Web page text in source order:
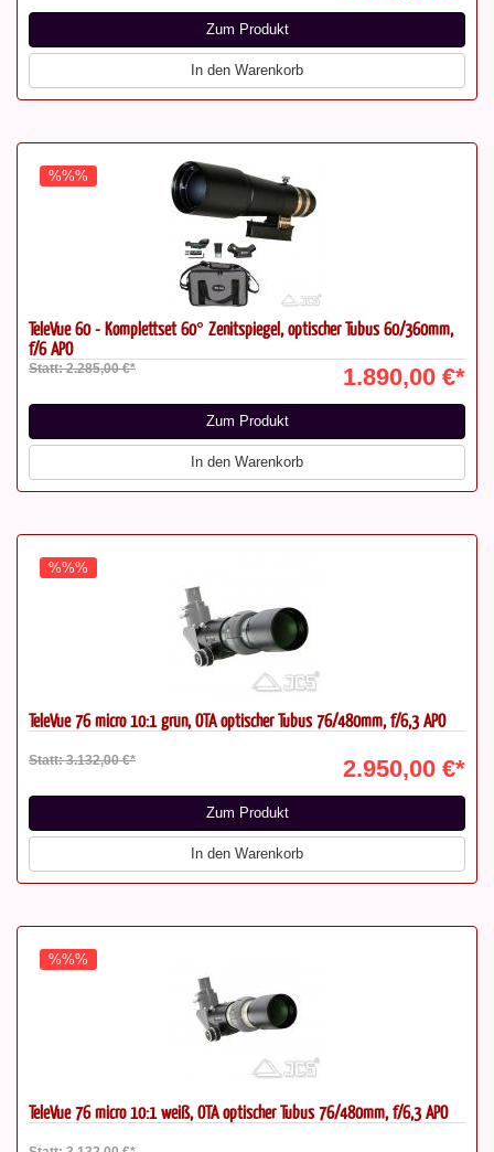
Zum Produkt
In den Warenkorb
%%%
TeleVue 60 - Komplettset 60° Zenitspiegel, optischer Tubus 60/360mm,
f/6 APO
Statt: 2.285,00 €* 1.890,00 €*
Zum Produkt
In den Warenkorb
%%%
TeleVue 76 micro 10:1 grün, OTA optischer Tubus 76/480mm, f/6,3 APO
Statt: 3.132,00 €* 2.950,00 €*
Zum Produkt
In den Warenkorb
%%%
TeleVue 76 micro 10:1 weiß, OTA optischer Tubus 76/480mm, f/6,3 APO